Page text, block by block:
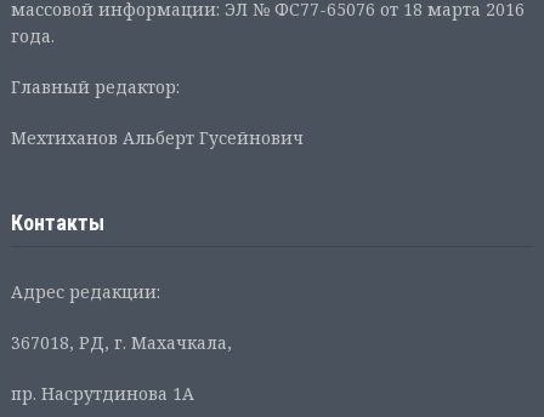
массовой информации: ЭЛ № ФС77-65076 от 18 марта 2016
года.
Главный редактор:
Мехтиханов Альберт Гусейнович
Контакты
Адрес редакции:
367018, РД, г. Махачкала,
пр. Насрутдинова 1А